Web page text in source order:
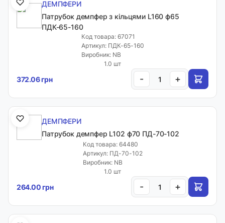
ДЕМПФЕРИ
Патрубок демпфер з кільцями L160 ф65
ПДК-65-160
Код товара: 67071
Артикул: ПДК-65-160
Виробник: NB
1.0 шт
372.06 грн - +
ДЕМПФЕРИ
Патрубок демпфер L102 ф70 ПД-70-102
Код товара: 64480
Артикул: ПД-70-102
Виробник: NB
1.0 шт
264.00 грн - +